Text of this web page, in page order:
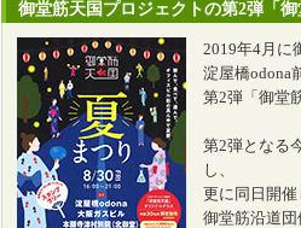
御堂筋天国プロジェクトの第2弾「
2019年4月に
淀屋橋odona
第2弾「御堂
第2弾となる
し、
更に同日開
御堂筋沿道